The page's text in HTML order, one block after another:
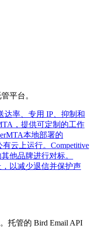
平台。
达率、专用 IP、抑制和
，提供可定制的工作
本地部署的
云上运行。 Competitive
他品牌进行对标。
以减少退信并保护声
托管的 Bird Email API